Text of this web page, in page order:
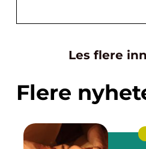
Les flere
Flere